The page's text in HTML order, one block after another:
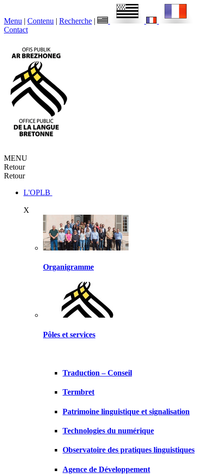
Menu | Contenu | Recherche |
Contact
MENU
Retour
Retour
L'OPLB
X
Organigramme
Pôles et services
Traduction – Conseil
Termbret
Patrimoine linguistique et signalisation
Technologies du numérique
Observatoire des pratiques linguistiques
Agence de Développement